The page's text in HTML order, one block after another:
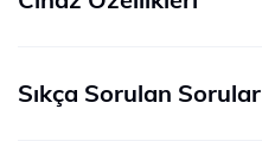
Sıkça Sorulan Sorular